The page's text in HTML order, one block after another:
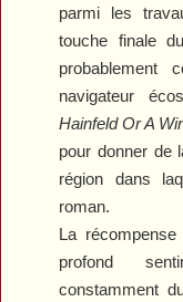
parmi les
touche finale
navigateur
Hainfeld Or A
pour donner de
région dans
roman.
La
profond
constamment